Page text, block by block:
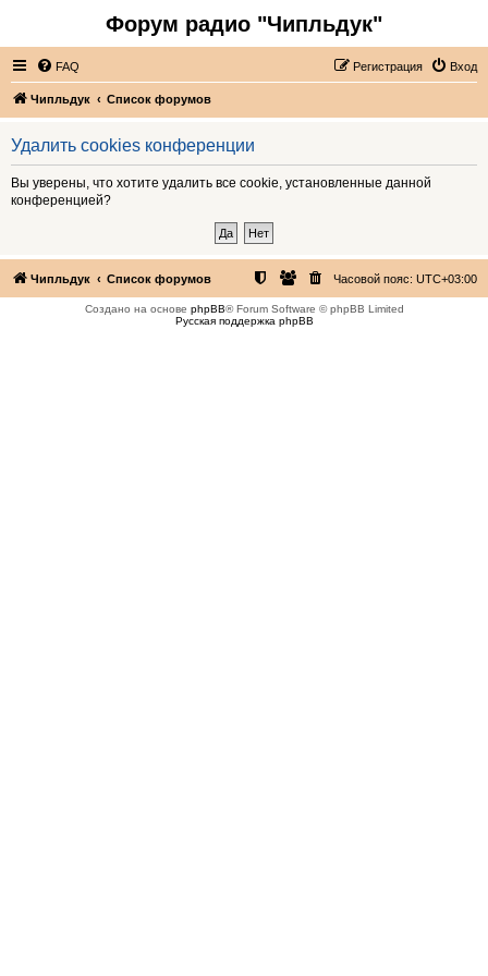
Форум радио "Чипльдук"
FAQ Вход
Регистрация
Чипльдук Список форумов
Удалить cookies конференции
Вы уверены, что хотите удалить все cookie, установленные данной
конференцией?
Чипльдук Список форумов Часовой пояс: UTC+03:00
Создано на основе phpBB® Forum Software © phpBB Limited
Русская поддержка phpBB